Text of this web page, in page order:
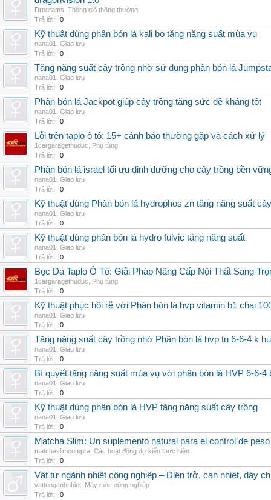
Drograms Thông gió thông thường
Trả lời:
0
Kỹ thuật dùng phân bón lá kali bo tăng năng suất mùa vụ
nana01
Giao lưu
Trả lời:
0
Tăng năng suất cây trồng nhờ sử dụng phân bón lá
nana01
Giao lưu
Trả lời:
0
Phân bón lá Jackpot giúp cây trồng tăng sức đề kháng tốt
nana01
Giao lưu
Trả lời:
0
Lỗi trên taplo ô tô: 15+ cảnh báo thường gặp và cách xử lý
1cargaragethuduc
Phụ tùng
Trả lời:
0
Phân bón lá israel tối ưu dinh dưỡng cho cây trồng bền
nana01
Giao lưu
Trả lời:
0
Kỹ thuật dùng Phân bón lá hydrophos zn tăng năng suất cây
nana01
Giao lưu
Trả lời:
0
Kỹ thuật dùng phân bón lá hydro fulvic tăng năng suất
nana01
Giao lưu
Trả lời:
0
Bọc Da Taplo Ô Tô: Giải Pháp Nâng Cấp Nội Thất Sang
1cargaragethuduc
Phụ tùng
Trả lời:
0
Kỹ thuật phục hồi rễ với Phân bón lá hvp vitamin b1 chai
nana01
Giao lưu
Trả lời:
0
Tăng năng suất cây trồng nhờ Phân bón lá hvp tn 6-6-4 k
nana01
Giao lưu
Trả lời:
0
Bí quyết tăng năng suất mùa vụ với phân bón lá HVP 6-6-4
nana01
Giao lưu
Trả lời:
0
Kỹ thuật dùng phân bón lá HVP tăng năng suất cây trồng
nana01
Giao lưu
Trả lời:
0
Matcha Slim: Un suplemento natural para el control de peso
matchaslimcompra Các hoạt động dự kiến thực hiện
Trả lời:
0
Vật tư ngành nhiệt công nghiệp – Điện trở, can nhiệt, dây
vattunganhnhiet Máy móc công nghiệp
Trả lời:
0